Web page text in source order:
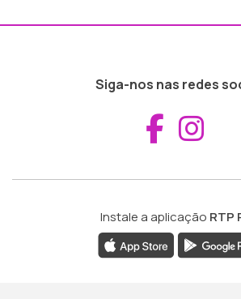
Siga-nos nas redes
Instale a aplicação RTP